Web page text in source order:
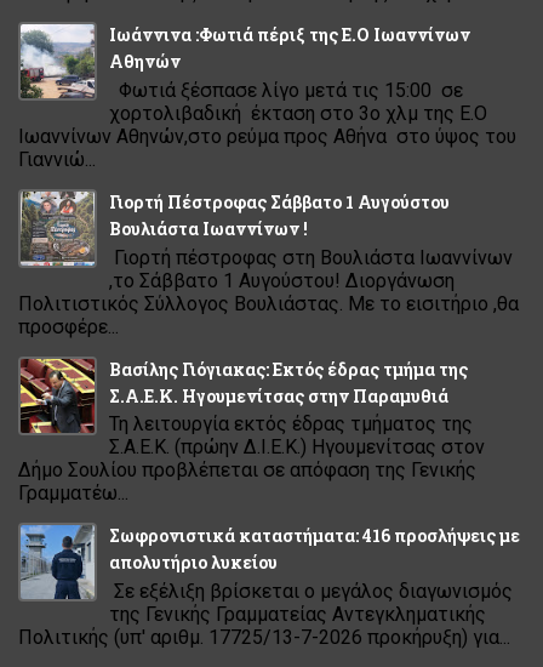
Ιωάννινα :Φωτιά πέριξ της Ε.Ο Ιωαννίνων
Αθηνών
Φωτιά ξέσπασε λίγο μετά τις 15:00 σε
χορτολιβαδική έκταση στο 3ο χλμ της Ε.Ο
Ιωαννίνων Αθηνών,στο ρεύμα προς Αθήνα στο ύψος του
Γιαννιώ...
Γιορτή Πέστροφας Σάββατο 1 Αυγούστου
Βουλιάστα Ιωαννίνων !
Γιορτή πέστροφας στη Βουλιάστα Ιωαννίνων
,το Σάββατο 1 Αυγούστου! Διοργάνωση
Πολιτιστικός Σύλλογος Βουλιάστας. Με το εισιτήριο ,θα
προσφέρε...
Βασίλης Γιόγιακας: Εκτός έδρας τμήμα της
Σ.Α.Ε.Κ. Ηγουμενίτσας στην Παραμυθιά
Τη λειτουργία εκτός έδρας τμήματος της
Σ.Α.Ε.Κ. (πρώην Δ.Ι.Ε.Κ.) Ηγουμενίτσας στον
Δήμο Σουλίου προβλέπεται σε απόφαση της Γενικής
Γραμματέω...
Σωφρονιστικά καταστήματα: 416 προσλήψεις με
απολυτήριο λυκείου
Σε εξέλιξη βρίσκεται ο μεγάλος διαγωνισμός
της Γενικής Γραμματείας Αντεγκληματικής
Πολιτικής (υπ' αριθμ. 17725/13-7-2026 προκήρυξη) για...